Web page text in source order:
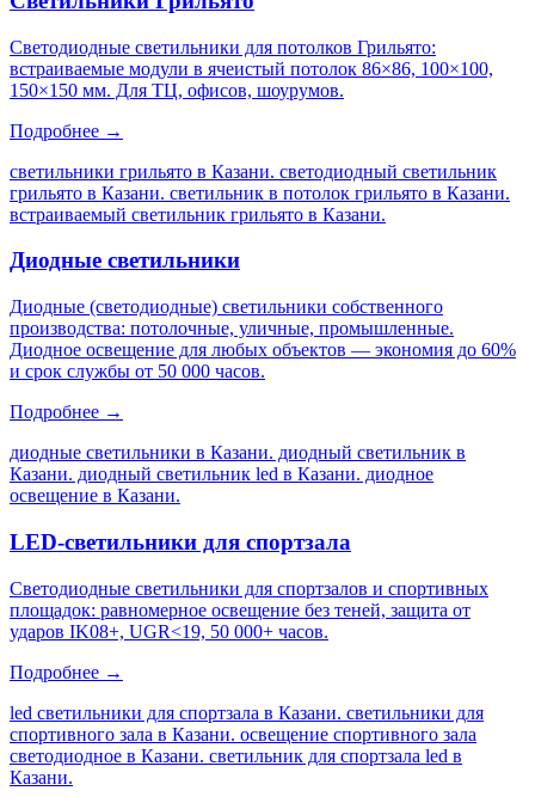
Светодиодные светильники для потолков Грильято:
встраиваемые модули в ячеистый потолок 86×86, 100×100,
150×150 мм. Для ТЦ, офисов, шоурумов.
Подробнее →
светильники грильято в Казани. светодиодный светильник
грильято в Казани. светильник в потолок грильято в Казани.
встраиваемый светильник грильято в Казани.
Диодные светильники
Диодные (светодиодные) светильники собственного
производства: потолочные, уличные, промышленные.
Диодное освещение для любых объектов — экономия до 60%
и срок службы от 50 000 часов.
Подробнее →
диодные светильники в Казани. диодный светильник в
Казани. диодный светильник led в Казани. диодное
освещение в Казани.
LED-светильники для спортзала
Светодиодные светильники для спортзалов и спортивных
площадок: равномерное освещение без теней, защита от
ударов IK08+, UGR<19, 50 000+ часов.
Подробнее →
led светильники для спортзала в Казани. светильники для
спортивного зала в Казани. освещение спортивного зала
светодиодное в Казани. светильник для спортзала led в
Казани.